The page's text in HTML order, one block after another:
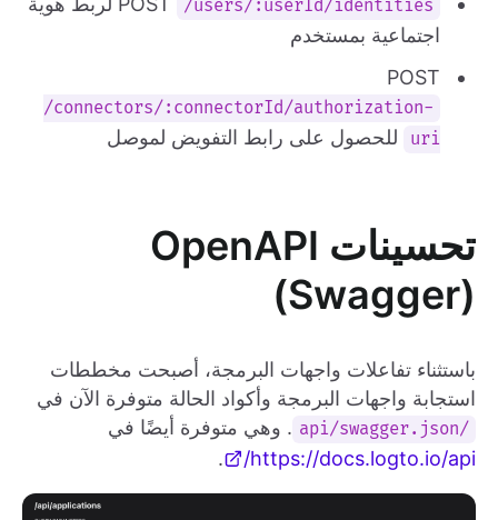
/users/:userId/identities
اجتماعية بمستخدم
POST
/connectors/:connectorId/authorization-
uri
للحصول على رابط التفويض لموصل
تحسينات OpenAPI
(Swagger)
باستثناء تفاعلات واجهات البرمجة، أصبحت مخططات
استجابة واجهات البرمجة وأكواد الحالة متوفرة الآن في
/api/swagger.json
. وهي متوفرة أيضًا في
https://docs.logto.io/api/
.